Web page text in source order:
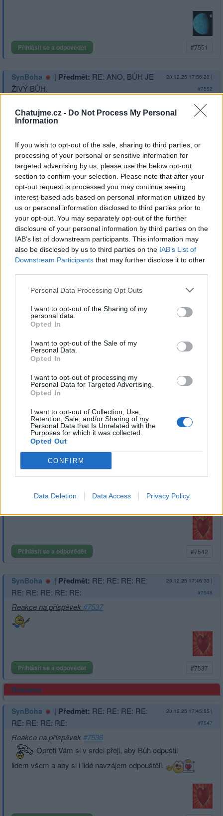
Chatujme.cz - Do Not Process My Personal
Information
If you wish to opt-out of the sale, sharing to third parties, or
processing of your personal or sensitive information for
targeted advertising by us, please use the below opt-out
section to confirm your selection. Please note that after your
opt-out request is processed you may continue seeing
interest-based ads based on personal information utilized by
us or personal information disclosed to third parties prior to
your opt-out. You may separately opt-out of the further
disclosure of your personal information by third parties on the
IAB’s list of downstream participants. This information may
also be disclosed by us to third parties on the IAB’s List of
Downstream Participants that may further disclose it to other
Personal Data Processing Opt Outs
I want to opt-out of the Sharing of my
personal data.
Opted In
I want to opt-out of the Sale of my
Personal Data.
Opted In
I want to opt-out of processing my
Personal Data for Targeted Advertising.
Opted In
I want to opt-out of Collection, Use,
Retention, Sale, and/or Sharing of my
Personal Data that Is Unrelated with the
Purposes for which it was collected.
Opted Out
CONFIRM
Data Deletion Data Access Privacy Policy
Přihlásit se a odpovědět #7551
SynBoha | Předmět: RE: ANO, BŮH JE
ŽIVÝ BŮH.
20.12.25 17:56:20 |
#7552
Přihlásit se a odpovědět #7511
SynBoha |Předmět: RE: RE: RE: RE:
RE: RE: RE: RE: RE: RE:…
20.12.25 17:54:43
Reakce na příspěvek#7546
A přesto jste Božím dítětem!
Přihlásit se a odpovědět #7546
Reklama
SynBoha
RE: RE: RE: RE: RE: RE:…
Reakce na příspěvek
Přihlásit se a odpovědět #7476
SynBoha |Předmět:RE: RE: RE: RE:
RE: RE: RE: RE: RE: RE:…
20.12.25 17:47:48
Reakce na příspěvek#7542
Přihlásit se a odpovědět #7542
SynBoha | Předmět: RE: RE: RE: RE:
RE: RE: RE: RE: RE:
20.12.25 17:46:33 |
#7548
Reakce na příspěvek#7537
Přihlásit se a odpovědět #7537
Reklama
SynBoha | Předmět: RE: RE: RE: RE:
RE: RE: RE: RE:
20.12.25 17:45:55 |
#7547
Reakce na příspěvek#7536
Oproti Vám si v srdci přeji, aby Bůh odpustil
lidem všem a aby si i lidé navzájem odpouštěli.